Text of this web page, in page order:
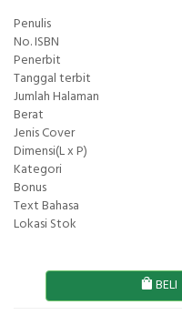
Penulis
No. ISBN
Penerbit
Tanggal terbit
Jumlah Halaman
Berat
Jenis Cover
Dimensi(L x P)
Kategori
Bonus
Text Bahasa
Lokasi Stok
BELI